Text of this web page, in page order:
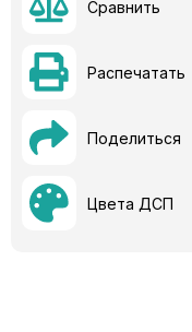
Сравнить
Распечатать
Поделиться
Цвета ДСП